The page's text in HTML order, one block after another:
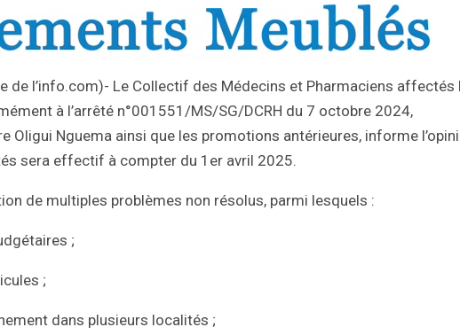
de l’info.com)- Le Collectif des Médecins et Pharmaciens affectés
à l’arrêté n°001551/MS/SG/DCRH du 7 octobre 2024,
Oligui Nguema ainsi que les promotions antérieures, informe
sera effectif à compter du 1er avril 2025.
de multiples problèmes non résolus, parmi lesquels :
;
;
dans plusieurs localités ;